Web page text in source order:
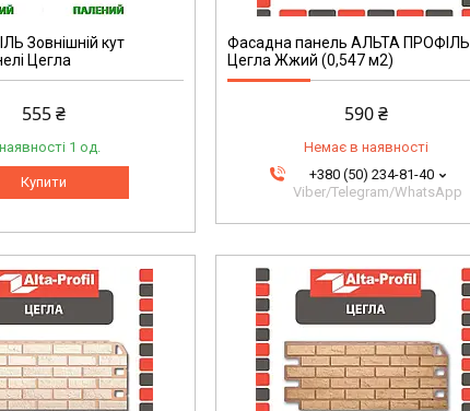
Зовнішній кут
Цегла
555 ₴
1 од.
Купити
Фасадна панель АЛЬТА ПРОФІЛЬ
Цегла Жжий (0,547 м2)
590 ₴
Немає в наявності
+380 (50) 234-81-40
Viber/Telegram/WhatsApp